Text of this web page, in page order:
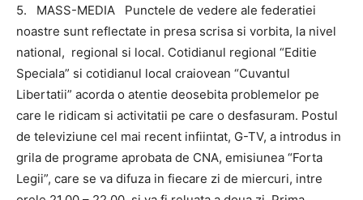
5. MASS-MEDIA Punctele de vedere ale federatiei
noastre sunt reflectate in presa scrisa si vorbita, la nivel
national, regional si local. Cotidianul regional “Editie
Speciala” si cotidianul local craiovean “Cuvantul
Libertatii” acorda o atentie deosebita problemelor pe
care le ridicam si activitatii pe care o desfasuram. Postul
de televiziune cel mai recent infiintat, G-TV, a introdus in
grila de programe aprobata de CNA, emisiunea “Forta
Legii”, care se va difuza in fiecare zi de miercuri, intre